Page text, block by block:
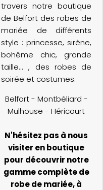
travers notre boutique
de Belfort des robes de
mariée de différents
style : princesse, sirène,
bohême chic, grande
taille... , des robes de
soirée et costumes.
Belfort - Montbéliard -
Mulhouse - Héricourt
N'hésitez pas à nous
visiter en boutique
pour découvrir notre
gamme complète de
robe de mariée, à